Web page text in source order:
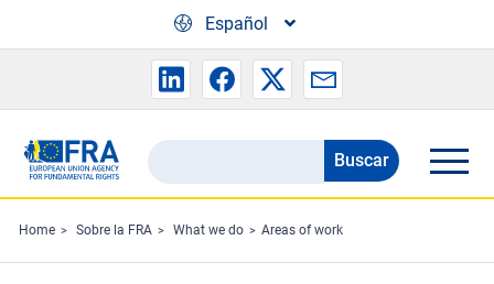
Español
Search
the
FRA
website
Buscar
Home Sobre la FRA What we do Areas of work